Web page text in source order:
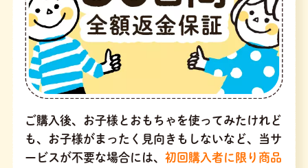
ご購入後、お子様とおもちゃを使ってみたけれど
も、お子様がまったく見向きもしないなど、当サ
ービスが不要な場合には、 初回購入者に限り商品